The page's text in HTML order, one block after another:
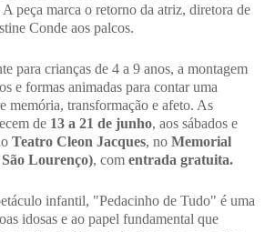
A peça marca o retorno da atriz, diretora de
Conde aos palcos.
para crianças de 4 a 9 anos, a montagem
e formas animadas para contar uma
memória, transformação e afeto. As
de 13 a 21 de junho, aos sábados e
Teatro Cleon Jacques, no Memorial
Lourenço), com entrada gratuita.
infantil, "Pedacinho de Tudo" é uma
idosas e ao papel fundamental que